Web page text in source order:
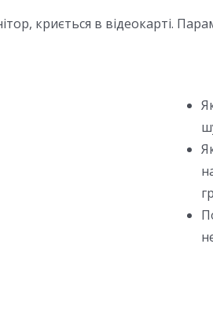
криється в відеокарті.